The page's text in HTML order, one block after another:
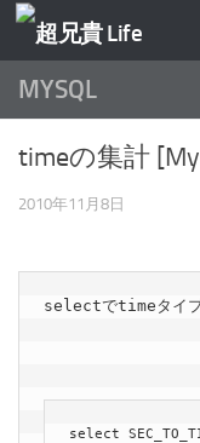
コンテンツへスキ
MYSQL
timeの集計
2010年11月8日
selectでtimeタイプ
select